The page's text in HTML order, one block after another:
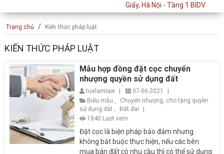
Giấy, Hà Nội - Tầng 1 BIDV
Trang chủ / Kiến thức pháp luật
KIẾN THỨC PHÁP LUẬT
Mẫu hợp đồng đặt cọc chuyển
nhượng quyền sử dụng đất
tuelamlaw | 07-06-2021
|
Biểu mẫu
Chuyển nhượng, cho tặng quyền
sử dụng đất
Đất đai
|
1840 Lượt xem
Đặt cọc là biện pháp bảo đảm nhưng
không bắt buộc thực hiện, nếu các bên
mua bán đất có nhu cầu thì có thể sử dụng